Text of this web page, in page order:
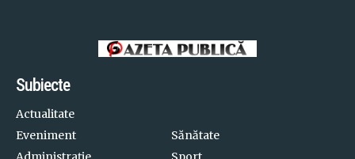
Subiecte
Actualitate
Eveniment
Sănătate